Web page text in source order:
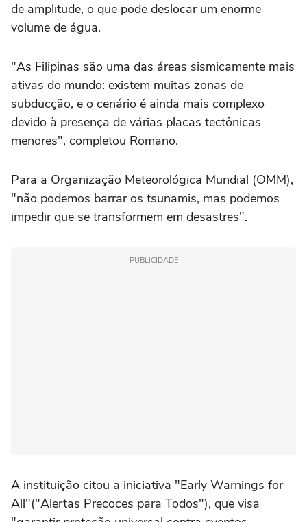
de amplitude, o que pode deslocar um enorme
volume de água.
"As Filipinas são uma das áreas sismicamente mais
ativas do mundo: existem muitas zonas de
subducção, e o cenário é ainda mais complexo
devido à presença de várias placas tectônicas
menores", completou Romano.
Para a Organização Meteorológica Mundial (OMM),
"não podemos barrar os tsunamis, mas podemos
impedir que se transformem em desastres".
PUBLICIDADE
A instituição citou a iniciativa "Early Warnings for
All"("Alertas Precoces para Todos"), que visa